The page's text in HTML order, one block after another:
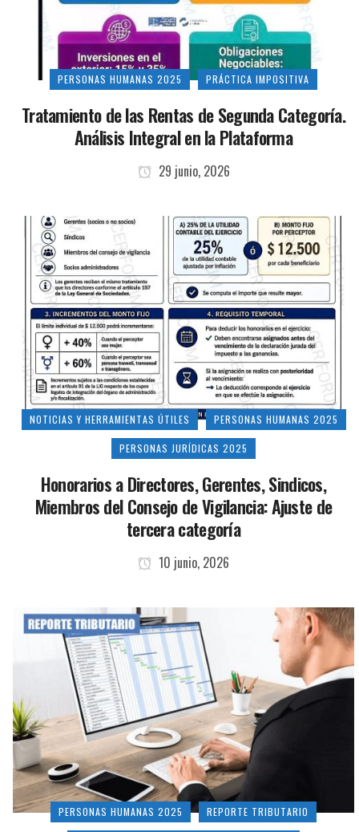
PERSONAS HUMANAS 2025 PRÁCTICA IMPOSITIVA
Tratamiento de las Rentas de Segunda Categoría.
Análisis Integral en la Plataforma
29 junio, 2026
NOTICIAS Y HERRAMIENTAS ÚTILES PERSONAS HUMANAS 2025
PERSONAS JURÍDICAS 2025
Honorarios a Directores, Gerentes, Sindicos,
Miembros del Consejo de Vigilancia: Ajuste de
tercera categoría
10 junio, 2026
PERSONAS HUMANAS 2025 REPORTE TRIBUTARIO